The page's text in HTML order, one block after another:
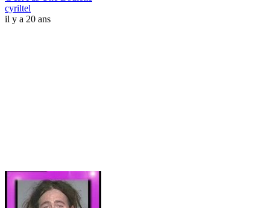
cyriltel
il y a 20 ans